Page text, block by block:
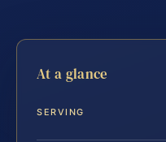
At a glance
SERVING